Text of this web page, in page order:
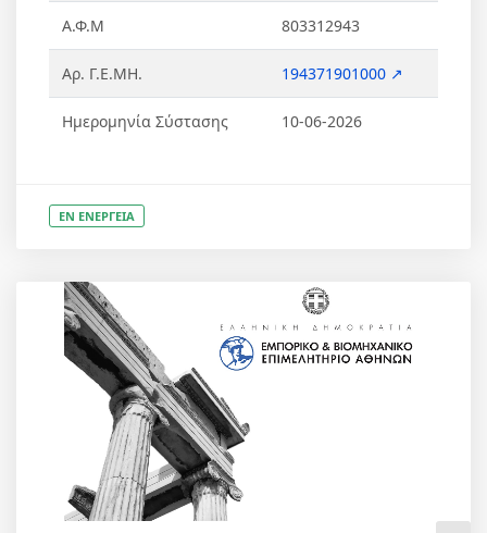
Α.Φ.Μ 803312943
Αρ. Γ.Ε.ΜΗ. 194371901000 ↗
Ημερομηνία Σύστασης 10-06-2026
ΕΝ ΕΝΕΡΓΕΙΑ